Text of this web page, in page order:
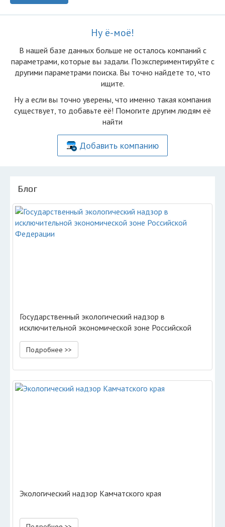
Ну ё-моё!
В нашей базе данных больше не осталоcь компаний с
параметрами, которые вы задали. Поэкспериментируйте с
другими параметрами поиска. Вы точно найдете то, что
ищите.
Ну а если вы точно уверены, что именно такая компания
существует, то добавьте её! Помогите другим людям её
найти
Добавить компанию
Блог
Государственный экологический надзор в
исключительной экономической зоне Российской
Федерации
Подробнее >>
Экологический надзор Камчатского края